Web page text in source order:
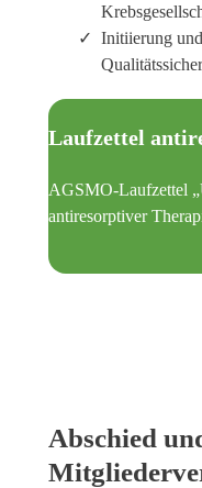
Initiierung
Laufzettel
AGSMO-Laufzettel
antiresorptiver
Abschied